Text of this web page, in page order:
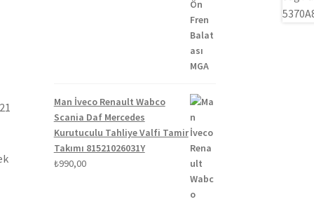
Man İveco Renault Wabco
Scania Daf Mercedes
Kurutuculu Tahliye Valfi Tamir
Takımı 81521026031Y
₺990,00